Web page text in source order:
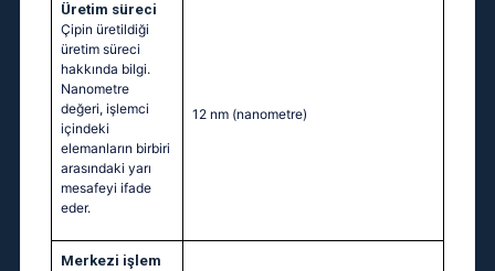
Üretim süreci
Çipin üretildiği
üretim süreci
hakkında bilgi.
Nanometre
değeri, işlemci
içindeki
elemanların birbiri
arasındaki yarı
mesafeyi ifade
eder.
12 nm (nanometre)
Merkezi işlem